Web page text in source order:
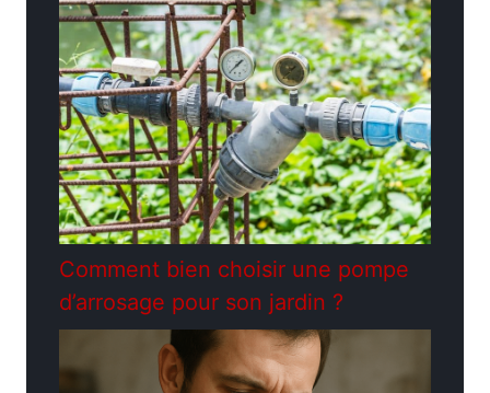
Comment bien choisir une pompe
d’arrosage pour son jardin ?